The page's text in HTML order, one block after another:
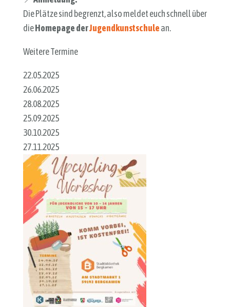
Die Plätze sind begrenzt, also meldet euch schnell über
dieHomepage derJugendkunstschulean.
Weitere Termine
22.05.2025
26.06.2025
28.08.2025
25.09.2025
30.10.2025
27.11.2025